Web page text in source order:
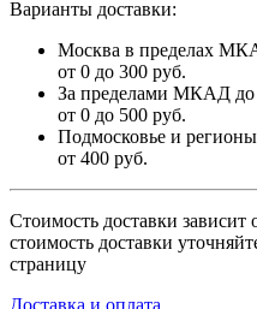
Варианты доставки:
Москва в пределах
от 0 до 300 руб.
За пределами МКАД до
от 0 до 500 руб.
Подмосковье и регионы
от 400 руб.
Стоимость доставки зависит
стоимость доставки
страницу